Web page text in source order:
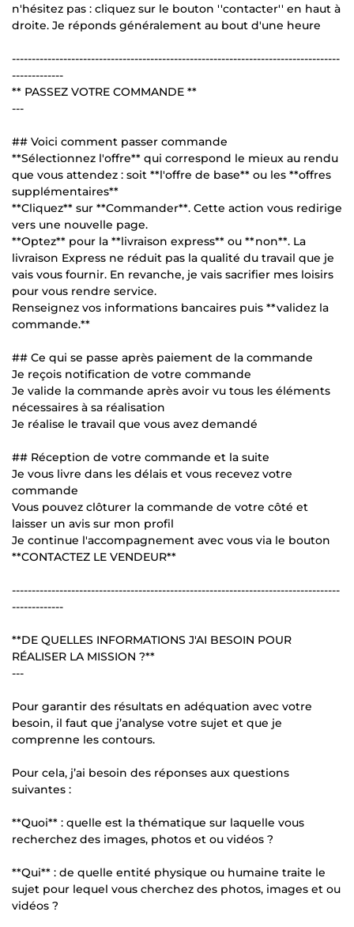
n'hésitez pas : cliquez sur le bouton ''contacter'' en haut à
droite. Je réponds généralement au bout d'une heure
-----------------------------------------------------------------------------------
-------------
** PASSEZ VOTRE COMMANDE **
---
## Voici comment passer commande
**Sélectionnez l'offre** qui correspond le mieux au rendu
que vous attendez : soit **l'offre de base** ou les **offres
supplémentaires**
**Cliquez** sur **Commander**. Cette action vous redirige
vers une nouvelle page.
**Optez** pour la **livraison express** ou **non**. La
livraison Express ne réduit pas la qualité du travail que je
vais vous fournir. En revanche, je vais sacrifier mes loisirs
pour vous rendre service.
Renseignez vos informations bancaires puis **validez la
commande.**
## Ce qui se passe après paiement de la commande
Je reçois notification de votre commande
Je valide la commande après avoir vu tous les éléments
nécessaires à sa réalisation
Je réalise le travail que vous avez demandé
## Réception de votre commande et la suite
Je vous livre dans les délais et vous recevez votre
commande
Vous pouvez clôturer la commande de votre côté et
laisser un avis sur mon profil
Je continue l'accompagnement avec vous via le bouton
**CONTACTEZ LE VENDEUR**
-----------------------------------------------------------------------------------
-------------
**DE QUELLES INFORMATIONS J'AI BESOIN POUR
RÉALISER LA MISSION ?**
---
Pour garantir des résultats en adéquation avec votre
besoin, il faut que j’analyse votre sujet et que je
comprenne les contours.
Pour cela, j’ai besoin des réponses aux questions
suivantes :
**Quoi** : quelle est la thématique sur laquelle vous
recherchez des images, photos et ou vidéos ?
**Qui** : de quelle entité physique ou humaine traite le
sujet pour lequel vous cherchez des photos, images et ou
vidéos ?